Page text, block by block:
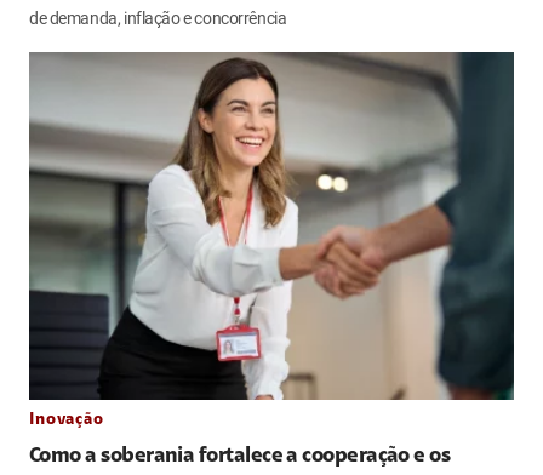
de demanda, inflação e concorrência
Inovação
Como a soberania fortalece a cooperação e os